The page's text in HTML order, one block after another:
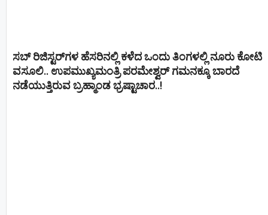
ಸಬ್ ರಿಜಿಸ್ಟರ್​ಗಳ ಹೆಸರಿನಲ್ಲಿ ಕಳೆದ ಒಂದು ತಿಂಗಳಲ್ಲಿ ನೂರು ಕೋಟಿ
ವಸೂಲಿ.. ಉಪಮುಖ್ಯಮಂತ್ರಿ ಪರಮೇಶ್ವರ್​ ಗಮನಕ್ಕೂ ಬಾರದೆ
ನಡೆಯುತ್ತಿರುವ ಬ್ರಹ್ಮಾಂಡ ಭ್ರಷ್ಟಾಚಾರ..!